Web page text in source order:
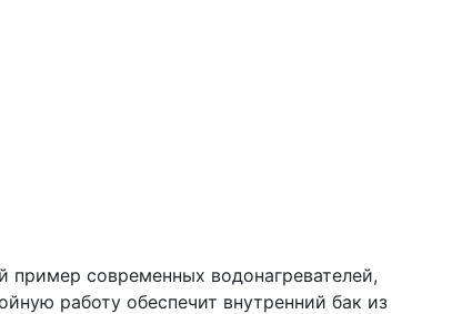
пример современных водонагревателей,
работу обеспечит внутренний бак из